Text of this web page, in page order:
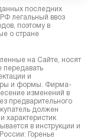
последних
легальный ввоз
поэтому в
о стране
на Сайте, носят
передавать
и
и формы. Фирма-
изменений в
предварительного
должен
характеристик
в инструкции и
Горенье